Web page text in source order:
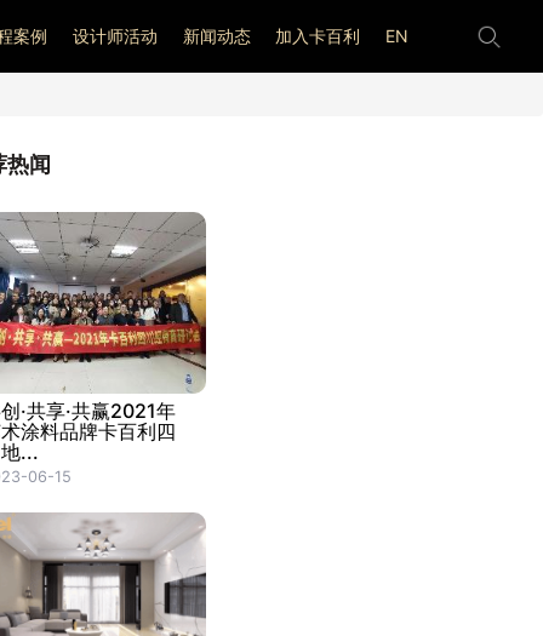
案例 设计师活动 新闻动态 加入卡百利 EN
热闻
·共享·共赢2021年
涂料品牌卡百利四
...
06-15